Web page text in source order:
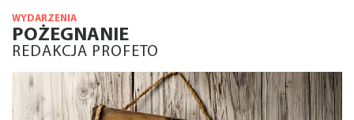
WYDARZENIA
POŻEGNANIE
REDAKCJA PROFETO